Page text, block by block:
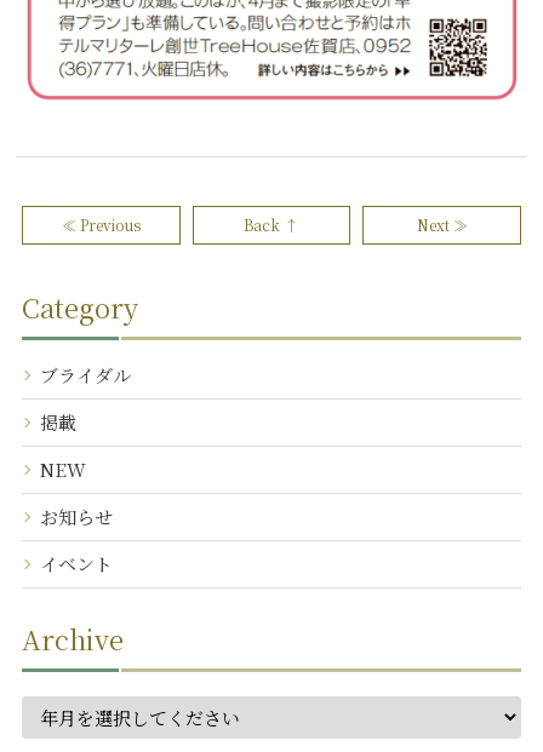
≪ Previous Back ↑ Next ≫
Category
ブライダル
掲載
NEW
お知らせ
イベント
Archive